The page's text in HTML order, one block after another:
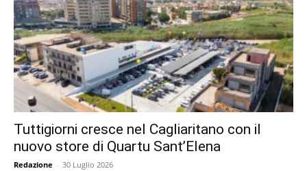
Tuttigiorni cresce nel Cagliaritano con il
nuovo store di Quartu Sant’Elena
Redazione - 30 Luglio 2026